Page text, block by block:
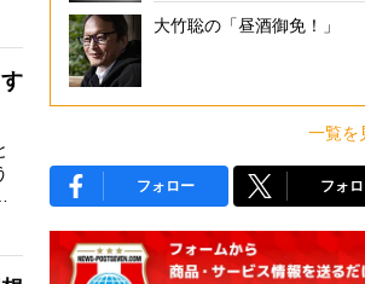
大竹聡の「昼酒御免！」
一覧を
フォロー フォ